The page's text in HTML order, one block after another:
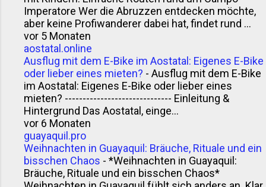
Imperatore Wer die Abruzzen entdecken möchte,
aber keine Profiwanderer dabei hat, findet rund ...
vor 5 Monaten
aostatal.online
Ausflug mit dem E-Bike im Aostatal: Eigenes E-Bike
oder lieber eines mieten? - Ausflug mit dem E-Bike
im Aostatal: Eigenes E-Bike oder lieber eines
mieten? ------------------------------ Einleitung &
Hintergrund Das Aostatal, einge...
vor 6 Monaten
guayaquil.pro
Weihnachten in Guayaquil: Bräuche, Rituale und ein
bisschen Chaos - *Weihnachten in Guayaquil:
Bräuche, Rituale und ein bisschen Chaos*